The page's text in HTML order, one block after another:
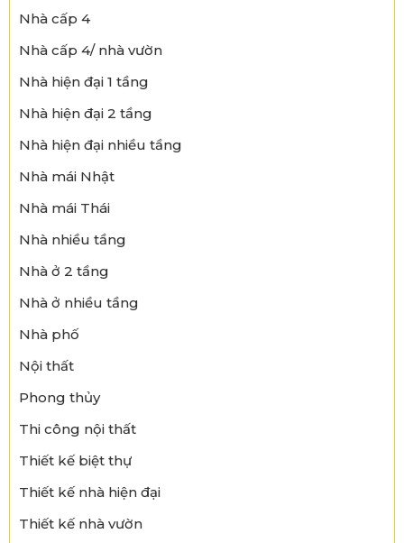
Nhà cấp 4
Nhà cấp 4/ nhà vườn
Nhà hiện đại 1 tầng
Nhà hiện đại 2 tầng
Nhà hiện đại nhiều tầng
Nhà mái Nhật
Nhà mái Thái
Nhà nhiều tầng
Nhà ở 2 tầng
Nhà ở nhiều tầng
Nhà phố
Nội thất
Phong thủy
Thi công nội thất
Thiết kế biệt thự
Thiết kế nhà hiện đại
Thiết kế nhà vườn